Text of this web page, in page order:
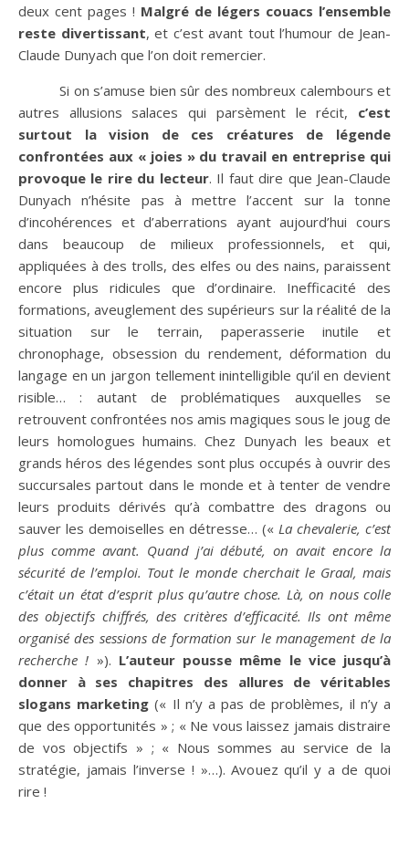
deux cent pages ! Malgré de légers couacs l’ensemble
reste divertissant, et c’est avant tout l’humour de Jean-
Claude Dunyach que l’on doit remercier.
Si on s’amuse bien sûr des nombreux calembours et
autres allusions salaces qui parsèment le récit, c’est
surtout la vision de ces créatures de légende
confrontées aux « joies » du travail en entreprise qui
provoque le rire du lecteur. Il faut dire que Jean-Claude
Dunyach n’hésite pas à mettre l’accent sur la tonne
d’incohérences et d’aberrations ayant aujourd’hui cours
dans beaucoup de milieux professionnels, et qui,
appliquées à des trolls, des elfes ou des nains, paraissent
encore plus ridicules que d’ordinaire. Inefficacité des
formations, aveuglement des supérieurs sur la réalité de la
situation sur le terrain, paperasserie inutile et
chronophage, obsession du rendement, déformation du
langage en un jargon tellement inintelligible qu’il en devient
risible… : autant de problématiques auxquelles se
retrouvent confrontées nos amis magiques sous le joug de
leurs homologues humains. Chez Dunyach les beaux et
grands héros des légendes sont plus occupés à ouvrir des
succursales partout dans le monde et à tenter de vendre
leurs produits dérivés qu’à combattre des dragons ou
sauver les demoiselles en détresse… (« La chevalerie, c’est
plus comme avant. Quand j’ai débuté, on avait encore la
sécurité de l’emploi. Tout le monde cherchait le Graal, mais
c’était un état d’esprit plus qu’autre chose. Là, on nous colle
des objectifs chiffrés, des critères d’efficacité. Ils ont même
organisé des sessions de formation sur le management de la
recherche ! »). L’auteur pousse même le vice jusqu’à
donner à ses chapitres des allures de véritables
slogans marketing (« Il n’y a pas de problèmes, il n’y a
que des opportunités » ; « Ne vous laissez jamais distraire
de vos objectifs » ; « Nous sommes au service de la
stratégie, jamais l’inverse ! »…). Avouez qu’il y a de quoi
rire !